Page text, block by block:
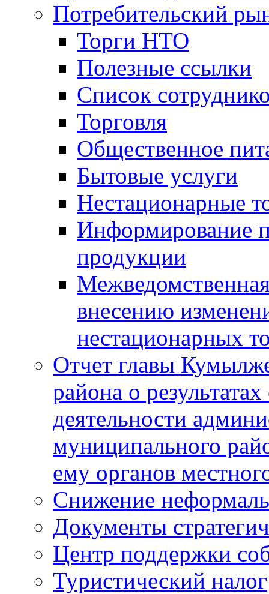
Потребительский
Торги НТО
Полезные ссылки
Список
Торговля
Общественное
Бытовые услуги
Нестационарные
Информирование
продукции
внесению
нестационарных
Отчет главы
района о
деятельности
муниципального
ему органов
Снижение
Документы
Центр поддержки
Туристический налог